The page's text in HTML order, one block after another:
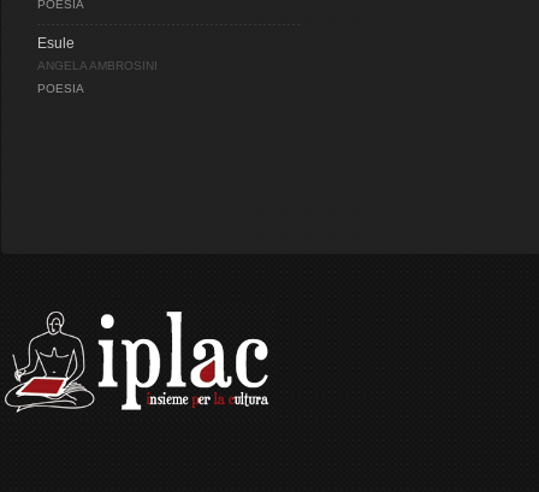
POESIA
Esule
ANGELA AMBROSINI
POESIA